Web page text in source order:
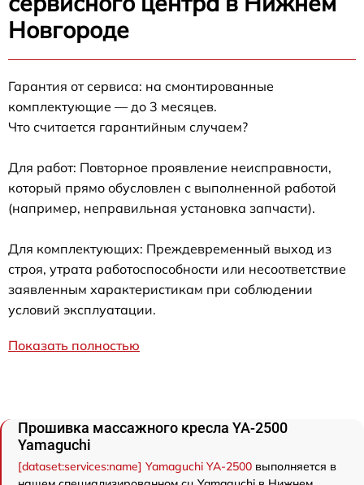
Новгороде
Гарантия от сервиса: на смонтированные
комплектующие — до 3 месяцев.
Что считается гарантийным случаем?
Для работ: Повторное проявление неисправности,
который прямо обусловлен с выполненной работой
(например, неправильная установка запчасти).
Для комплектующих: Преждевременный выход из
строя, утрата работоспособности или несоответствие
заявленным характеристикам при соблюдении
условий эксплуатации.
Показать полностью
Прошивка массажного кресла YA-2500
Yamaguchi
[dataset:services:name] Yamaguchi YA-2500 выполняется в